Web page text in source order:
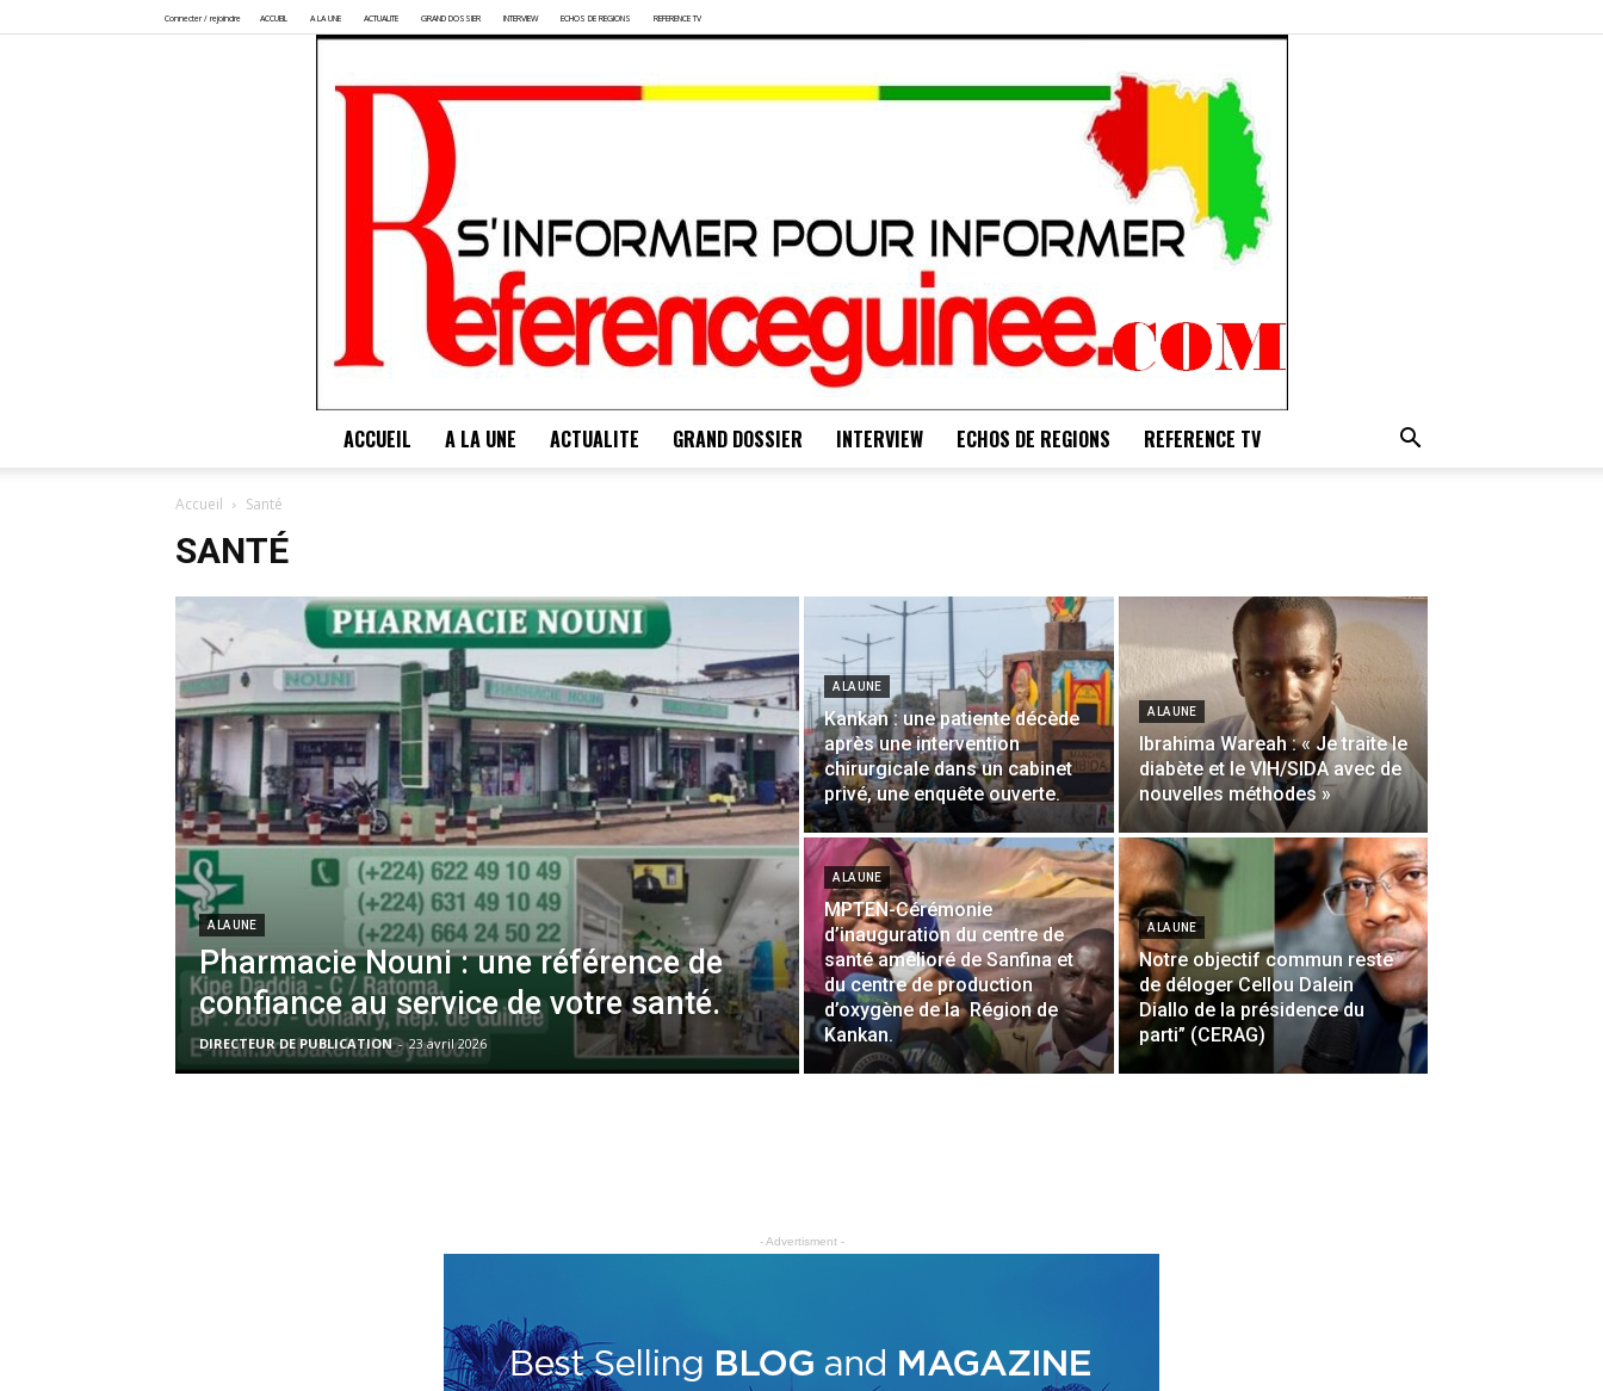
Connecter / rejoindre ACCUEIL A LA UNE ACTUALITE GRAND DOSSIER INTERVIEW ECHOS DE REGIONS REFERENCE TV
INFORMER
ACCUEIL A LA UNE ACTUALITE GRAND DOSSIER INTERVIEW ECHOS DE REGIONS REFERENCE TV
Accueil Santé
SANTÉ
A LA UNE
Pharmacie Nouni : une référence de
confiance au service de votre santé.
DIRECTEUR DE PUBLICATION - 23 avril 2026
A LA UNE
Kankan : une patiente décède
après une intervention
chirurgicale dans un cabinet
privé, une enquête ouverte.
A LA UNE
Ibrahima Wareah : « Je traite le
diabète et le VIH/SIDA avec de
nouvelles méthodes »
A LA UNE
MPTEN-Cérémonie
d’inauguration du centre de
santé amélioré de Sanfina et
du centre de production
d’oxygène de la Région de
Kankan.
A LA UNE
Notre objectif commun reste
de déloger Cellou Dalein
Diallo de la présidence du
parti” (CERAG)
- Advertisment -